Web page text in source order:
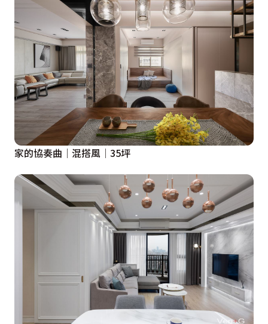
家的協奏曲│混搭風│35坪